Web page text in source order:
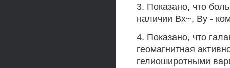
3. Показано, что
наличии Вх~, Ву -
4. Показано, что
геомагнитная
гелиоширотными